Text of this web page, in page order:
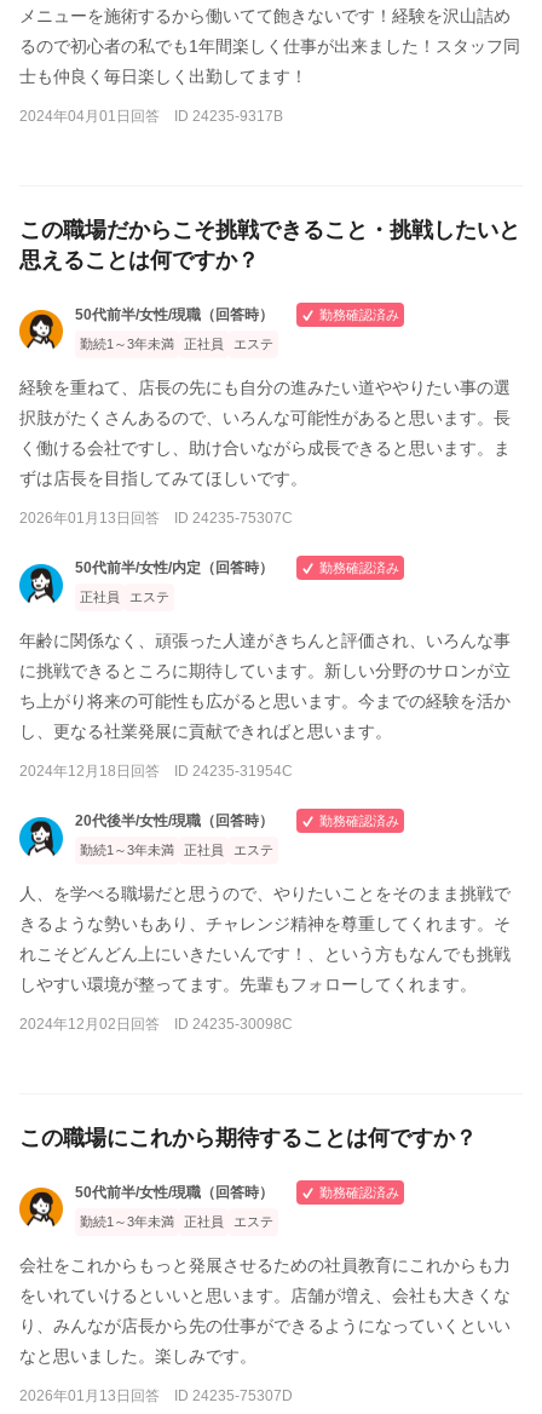
メニューを施術するから働いてて飽きないです！経験を沢山詰め
るので初心者の私でも1年間楽しく仕事が出来ました！スタッフ同
士も仲良く毎日楽しく出勤してます！
2024年04月01日回答 ID 24235-9317B
この職場だからこそ挑戦できること・挑戦したいと
思えることは何ですか？
50代前半/女性/現職（回答時）
勤務確認済み
勤続1～3年未満
正社員 エステ
経験を重ねて、店長の先にも自分の進みたい道ややりたい事の選
択肢がたくさんあるので、いろんな可能性があると思います。長
く働ける会社ですし、助け合いながら成長できると思います。ま
ずは店長を目指してみてほしいです。
2026年01月13日回答 ID 24235-75307C
50代前半/女性/内定（回答時）
勤務確認済み
正社員
エステ
年齢に関係なく、頑張った人達がきちんと評価され、いろんな事
に挑戦できるところに期待しています。新しい分野のサロンが立
ち上がり将来の可能性も広がると思います。今までの経験を活か
し、更なる社業発展に貢献できればと思います。
2024年12月18日回答 ID 24235-31954C
20代後半/女性/現職（回答時）
勤務確認済み
勤続1～3年未満
正社員 エステ
人、を学べる職場だと思うので、やりたいことをそのまま挑戦で
きるような勢いもあり、チャレンジ精神を尊重してくれます。そ
れこそどんどん上にいきたいんです！、という方もなんでも挑戦
しやすい環境が整ってます。先輩もフォローしてくれます。
2024年12月02日回答 ID 24235-30098C
この職場にこれから期待することは何ですか？
50代前半/女性/現職（回答時）
勤務確認済み
勤続1～3年未満
正社員 エステ
会社をこれからもっと発展させるための社員教育にこれからも力
をいれていけるといいと思います。店舗が増え、会社も大きくな
り、みんなが店長から先の仕事ができるようになっていくといい
なと思いました。楽しみです。
2026年01月13日回答 ID 24235-75307D